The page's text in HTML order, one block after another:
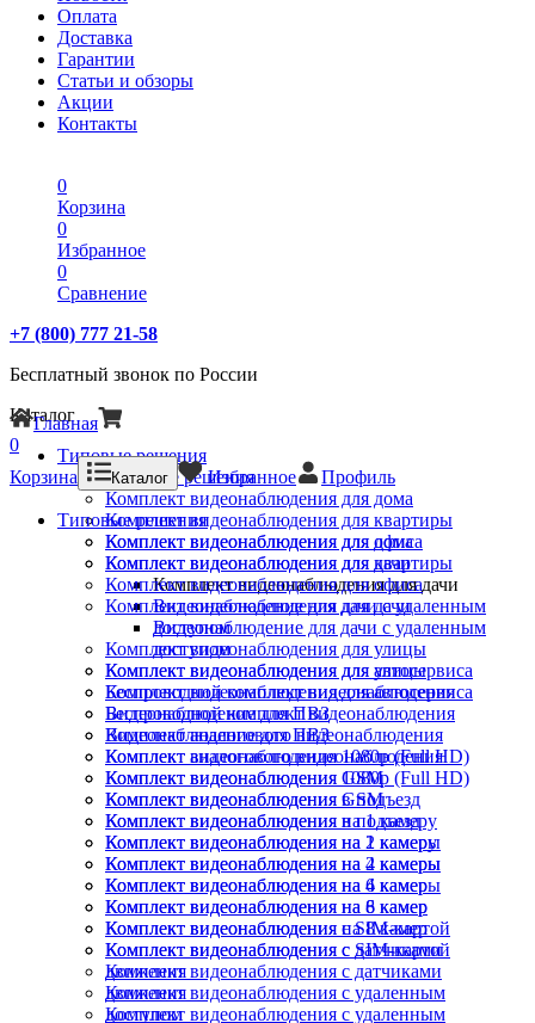
Оплата
Доставка
Гарантии
Статьи и обзоры
Акции
Контакты
0
Корзина
0
Избранное
0
Сравнение
+7 (800) 777 21-58
Бесплатный звонок по России
Каталог
Типовые решения
Типовые решения
Комплект видеонаблюдения для дома
Комплект видеонаблюдения для квартиры
Комплект видеонаблюдения для офиса
Комплект видеонаблюдения для дачи
Комплект видеонаблюдения для дачи
Видеонаблюдение для дачи с удаленным
доступом
Комплект видеонаблюдения для улицы
Комплект видеонаблюдения для автосервиса
Беспроводной комплект видеонаблюдения
Видеонаблюдение для ПВЗ
Комплект аналогового видеонаблюдения
Комплект видеонаблюдения 1080p (Full HD)
Комплект видеонаблюдения GSM
Комплект видеонаблюдения в подъезд
Комплект видеонаблюдения на 1 камеру
Комплект видеонаблюдения на 2 камеры
Комплект видеонаблюдения на 4 камеры
Комплект видеонаблюдения на 6 камер
Комплект видеонаблюдения на 8 камер
Комплект видеонаблюдения с SIM-картой
Комплект видеонаблюдения с датчиками
движения
Комплект видеонаблюдения с удаленным
доступом
Главная
0
Корзина
Каталог Избранное Профиль
Типовые решения
Комплект видеонаблюдения для дома
Комплект видеонаблюдения для квартиры
Комплект видеонаблюдения для офиса
Комплект видеонаблюдения для дачи
Видеонаблюдение для дачи с удаленным
доступом
Комплект видеонаблюдения для улицы
Комплект видеонаблюдения для автосервиса
Беспроводной комплект видеонаблюдения
Видеонаблюдение для ПВЗ
Комплект аналогового видеонаблюдения
Комплект видеонаблюдения 1080p (Full HD)
Комплект видеонаблюдения GSM
Комплект видеонаблюдения в подъезд
Комплект видеонаблюдения на 1 камеру
Комплект видеонаблюдения на 2 камеры
Комплект видеонаблюдения на 4 камеры
Комплект видеонаблюдения на 6 камер
Комплект видеонаблюдения на 8 камер
Комплект видеонаблюдения с SIM-картой
Комплект видеонаблюдения с датчиками
движения
Комплект видеонаблюдения с удаленным